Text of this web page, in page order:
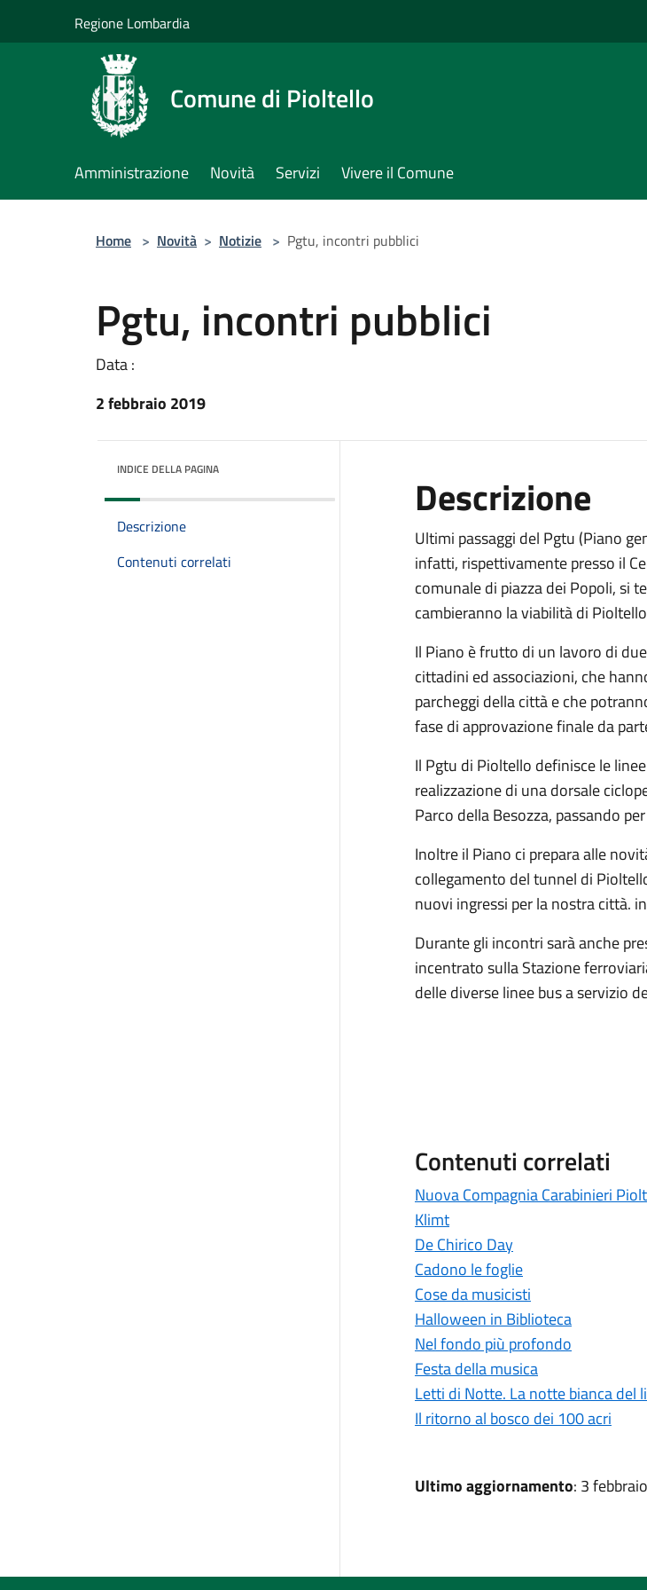
Regione Lombardia
Comune di Pioltello
Amministrazione Novità Servizi Vivere il Comune
Home > Novità > Notizie > Pgtu, incontri pubblici
Pgtu, incontri pubblici
Data :
2 febbraio 2019
INDICE DELLA PAGINA
Descrizione
Contenuti correlati
Descrizione
Ultimi passaggi del Pgtu (Piano
infatti, rispettivamente presso il
comunale di piazza dei Popoli, si
cambieranno la viabilità di
Il Piano è frutto di un lavoro di
cittadini ed associazioni, che
parcheggi della città e che
fase di approvazione finale da
Il Pgtu di Pioltello definisce le
realizzazione di una dorsale
Parco della Besozza, passando
Inoltre il Piano ci prepara alle
collegamento del tunnel di
nuovi ingressi per la nostra città.
Durante gli incontri sarà anche
incentrato sulla Stazione
delle diverse linee bus a servizio
Contenuti correlati
Nuova Compagnia Carabinieri
Klimt
De Chirico Day
Cadono le foglie
Cose da musicisti
Halloween in Biblioteca
Nel fondo più profondo
Festa della musica
Letti di Notte. La notte bianca del
Il ritorno al bosco dei 100 acri
Ultimo aggiornamento: 3